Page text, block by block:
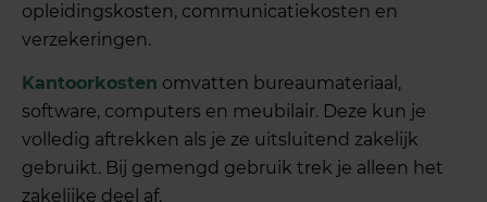
opleidingskosten, communicatiekosten en
verzekeringen.
Kantoorkosten omvatten bureaumateriaal,
software, computers en meubilair. Deze kun je
volledig aftrekken als je ze uitsluitend zakelijk
gebruikt. Bij gemengd gebruik trek je alleen het
zakelijke deel af.